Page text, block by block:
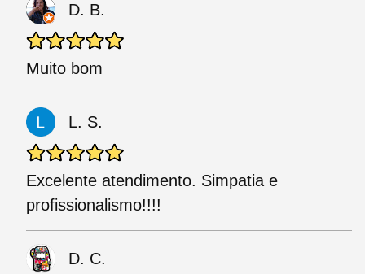
D. B.
Muito bom
L. S.
Excelente atendimento. Simpatia e
profissionalismo!!!!
D. C.